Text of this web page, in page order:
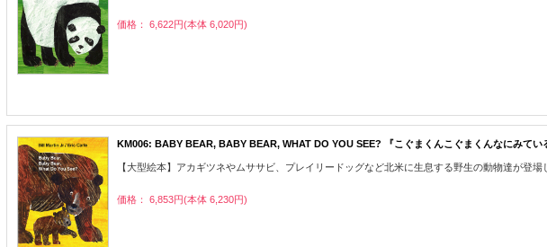
価格： 6,622円(本体 6,020円)
KM006: BABY BEAR, BABY BEAR, WHAT DO YOU SEE? 『こぐまくんこぐまくんなにみてい
【大型絵本】アカギツネやムササビ、プレイリードッグなど北米に生息する野生の動物達が登
価格： 6,853円(本体 6,230円)